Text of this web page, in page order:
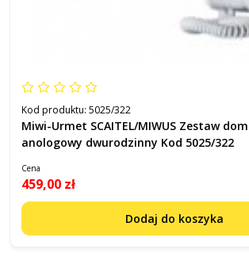
Kod produktu: 5025/322
Miwi-Urmet SCAITEL/MIWUS Zestaw
anologowy dwurodzinny Kod 5025/322
Cena
459,00 zł
Dodaj do koszyka